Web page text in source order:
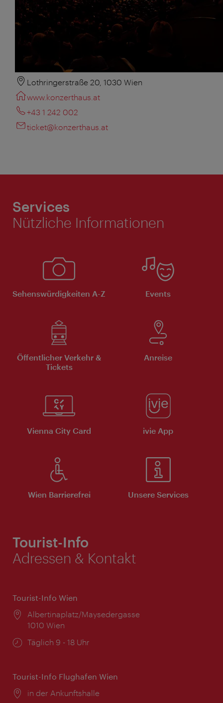
Lothringerstraße 20, 1030 Wien
www.konzerthaus.at
+43 1 242 002
ticket@konzerthaus.at
Services
Nützliche Informationen
Sehenswürdigkeiten A-Z Events
Öffentlicher Verkehr &
Tickets
Anreise
Vienna City Card ivie App
Wien Barrierefrei Unsere Services
Tourist-Info
Adressen & Kontakt
Tourist-Info Wien
Ort:
Albertinaplatz/Maysedergasse
1010 Wien
Öffnungszeiten:
Täglich 9 - 18 Uhr
Tourist-Info Flughafen Wien
Ort:
in der Ankunftshalle